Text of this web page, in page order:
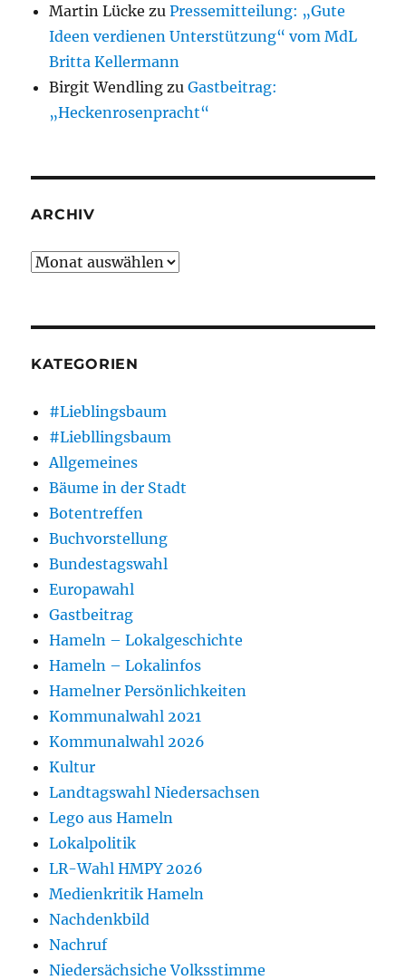
Martin Lücke zuPressemitteilung: „Gute
Ideen verdienen Unterstützung“ vom MdL
Britta Kellermann
Birgit Wendling zuGastbeitrag:
„Heckenrosenpracht“
ARCHIV
Archiv
KATEGORIEN
#Lieblingsbaum
#Liebllingsbaum
Allgemeines
Bäume in der Stadt
Botentreffen
Buchvorstellung
Bundestagswahl
Europawahl
Gastbeitrag
Hameln – Lokalgeschichte
Hameln – Lokalinfos
Hamelner Persönlichkeiten
Kommunalwahl 2021
Kommunalwahl 2026
Kultur
Landtagswahl Niedersachsen
Lego aus Hameln
Lokalpolitik
LR-Wahl HMPY 2026
Medienkritik Hameln
Nachdenkbild
Nachruf
Niedersächsiche Volksstimme